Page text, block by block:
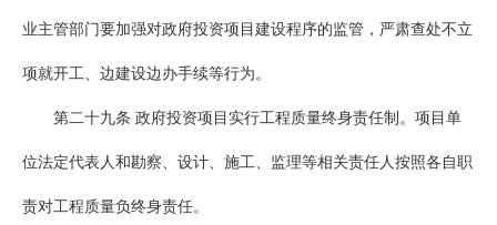
业主管部门要加强对政府投资项目建设程序的监管，严肃查处不立
项就开工、边建设边办手续等行为。
第二十九条 政府投资项目实行工程质量终身责任制。项目单
位法定代表人和勘察、设计、施工、监理等相关责任人按照各自职
责对工程质量负终身责任。